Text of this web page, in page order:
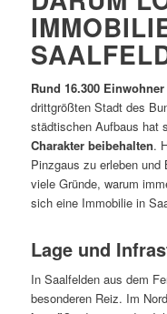
Rund 16.300 Einwohner
drittgrößten Stadt des
städtischen Aufbaus hat
Charakter beibehalten.
Pinzgaus zu erleben und
viele Gründe, warum
sich eine Immobilie in
Lage und
In Saalfelden aus dem
besonderen Reiz. Im